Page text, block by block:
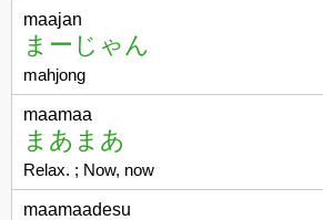
maajan
まーじゃん
mahjong
maamaa
まあまあ
Relax. ; Now, now
maamaadesu